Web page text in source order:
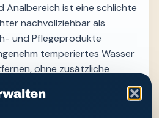
Analbereich ist eine schlichte
nachvollziehbar als
und Pflegeprodukte
temperiertes Wasser
ohne zusätzliche
zu bringen. Entscheidend
Anwendung und